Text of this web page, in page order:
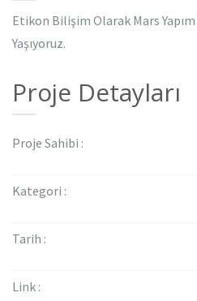
Etikon Bilişim Olarak Mars
Yaşıyoruz.
Proje Detayları
Proje Sahibi :
Kategori :
Tarih :
Link :